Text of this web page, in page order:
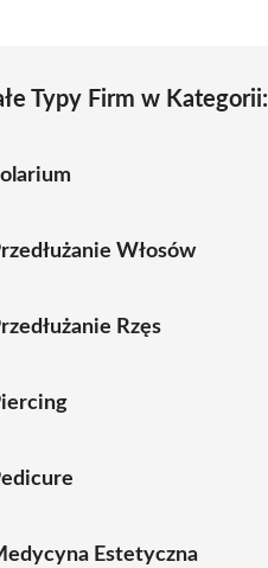
Typy Firm w Kategorii:
Włosów
Rzęs
Estetyczna